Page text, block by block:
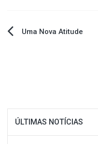
Navegação
Uma Nova Atitude
ÚLTIMAS NOTÍCIAS